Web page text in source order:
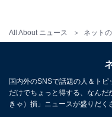
All About ニュース ネット
国内外のSNSで話題の人＆ト
だけでちょっと得する、なんだ
きゃ）損」ニュースが盛りだく